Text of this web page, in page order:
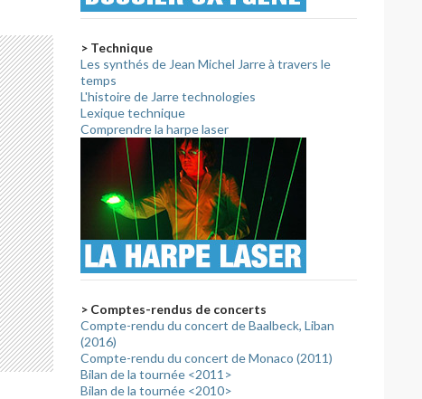
> Technique
Les synthés de Jean Michel Jarre à travers le
temps
L'histoire de Jarre technologies
Lexique technique
Comprendre la harpe laser
> Comptes-rendus de concerts
Compte-rendu du concert de Baalbeck, Liban
(2016)
Compte-rendu du concert de Monaco (2011)
Bilan de la tournée <2011>
Bilan de la tournée <2010>